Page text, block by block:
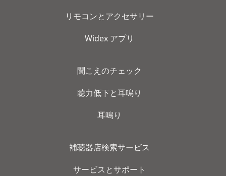
リモコンとアクセサリー
Widex アプリ
聞こえのチェック
聴力低下と耳鳴り
耳鳴り
補聴器店検索サービス
サービスとサポート